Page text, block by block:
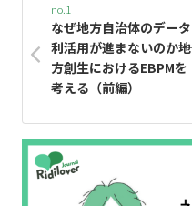
no.1
なぜ地方自治体のデータ
利活用が進まないのか――地
方創生におけるEBPMを
考える（前編）